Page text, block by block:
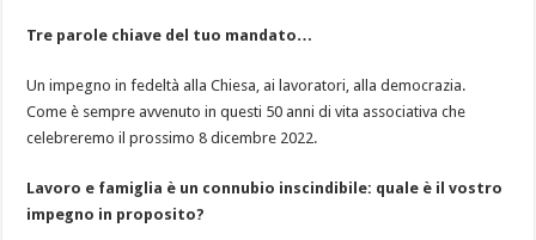
Tre parole chiave del tuo mandato…
Un impegno in fedeltà alla Chiesa, ai lavoratori, alla democrazia.
Come è sempre avvenuto in questi 50 anni di vita associativa che
celebreremo il prossimo 8 dicembre 2022.
Lavoro e famiglia è un connubio inscindibile: quale è il vostro
impegno in proposito?